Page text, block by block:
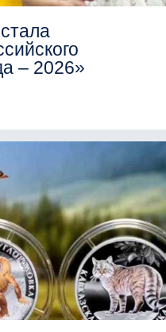
– 2026»